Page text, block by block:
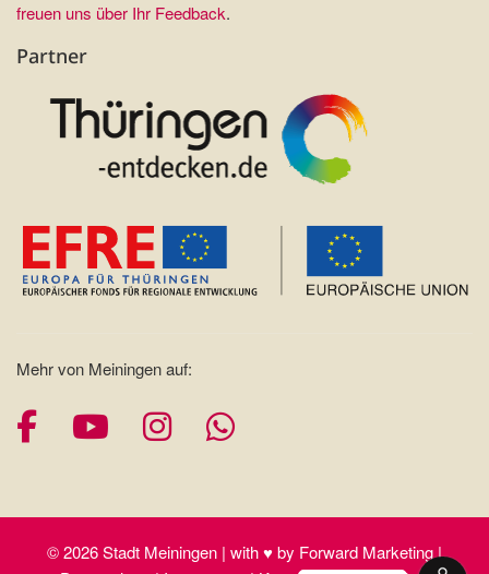
freuen uns über Ihr Feedback.
Partner
Mehr von Meiningen auf:
FacebookYouTube
InstagramWhatsapp
© 2026 Stadt Meiningen | with ♥ by Forward Marketing |